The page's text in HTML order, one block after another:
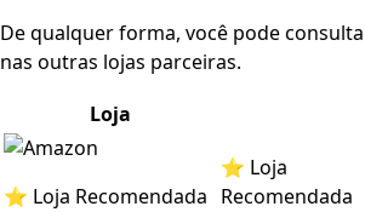
De qualquer forma, você pode
nas outras lojas parceiras.
Loja
⭐ Loja Recomendada
⭐ Loja
Recomendada